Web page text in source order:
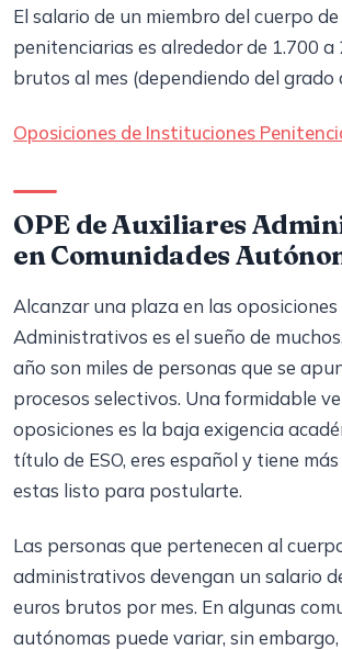
El salario de un miembro del cuerpo
penitenciarias es alrededor de 1.700 a
brutos al mes (dependiendo del grado
Oposiciones de Instituciones
OPE de Auxiliares
en Comunidades
Alcanzar una plaza en las
Administrativos es el sueño de
año son miles de personas que se
procesos selectivos. Una formidable
oposiciones es la baja exigencia
título de ESO, eres español y tiene
estas listo para postularte.
Las personas que pertenecen al
administrativos devengan un salario
euros brutos por mes. En algunas
autónomas puede variar, sin